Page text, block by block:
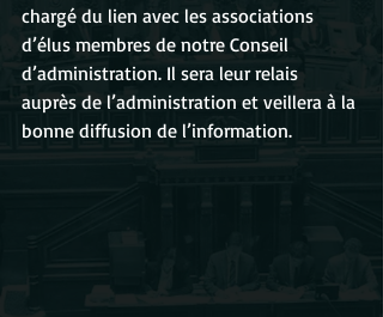
chargé du lien avec les associations
d’élus membres de notre Conseil
d’administration. Il sera leur relais
auprès de l’administration et veillera à la
bonne diffusion de l’information.